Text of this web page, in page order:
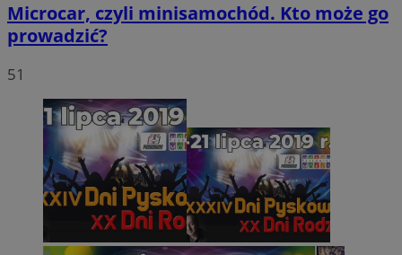
Microcar, czyli minisamochód. Kto może go
prowadzić?
51